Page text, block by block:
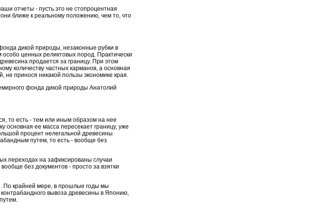
отчеты - пусть это не стопроцентная
ближе к реальному положению, чем то, что
дикой природы, незаконные рубки в
ценных реликтовых пород. Практически
продается за границу. При этом
количеству частных карманов, а основная
не принося никакой пользы экономике края.
фонда дикой природы Анатолий
то есть - тем или иным образом на нее
основная ее масса пересекает границу, уже
процент нелегальной древесины
путем, то есть - вообще без
переходах на зафиксированы случаи
без документов - просто за взятки
По крайней мере, в прошлые годы мы
вывоза древесины в Японию,